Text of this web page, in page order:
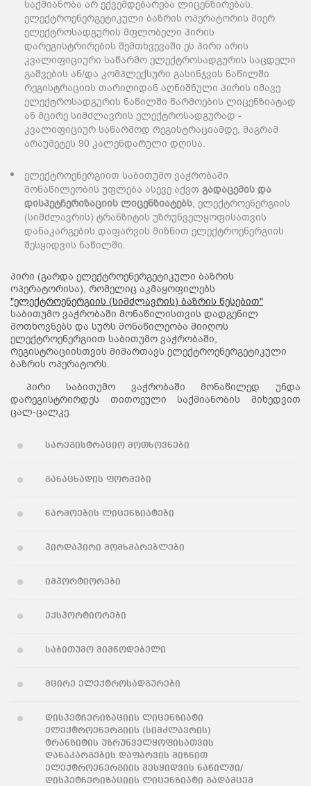
საქმიანობა არ ექვემდებარება ლიცენზირებას.
ელექტროენერგეტიკული ბაზრის ოპერატორის მიერ
ელექტროსადგურის მფლობელი პირის
დარეგისტრირების შემთხვევაში ეს პირი არის
კვალიფიციური საწარმო ელექტროსადგურის საცდელი
გაშვების ან/და კომპლექსური გასინჯვის ნაწილში
რეგისტრაციის თარიღიდან აღნიშნული პირის იმავე
ელექტროსადგურის ნაწილში წარმოების ლიცენზიატად
ან მცირე სიმძლავრის ელექტროსადგურად -
კვალიფიციურ საწარმოდ რეგისტრაციამდე, მაგრამ
არაუმეტეს 90 კალენდარული დღისა.
ელექტროენერგიით საბითუმო ვაჭრობაში
მონაწილეობის უფლება ასევე აქვთ გადაცემის და
დისპეტჩერიზაციის ლიცენზიატებს, ელექტროენერგიის
(სიმძლავრის) ტრანზიტის უზრუნველყოფისათვის
დანაკარგების დაფარვის მიზნით ელექტროენერგიის
შესყიდვის ნაწილში.
პირი (გარდა ელექტროენერგეტიკული ბაზრის
ოპერატორისა), რომელიც აკმაყოფილებს
"ელექტროენერგიის (სიმძლავრის) ბაზრის წესებით"
საბითუმო ვაჭრობაში მონაწილისთვის დადგენილ
მოთხოვნებს და სურს მონაწილეობა მიიღოს
ელექტროენერგიით საბითუმო ვაჭრობაში,
რეგისტრაციისთვის მიმართავს ელექტროენერგეტიკული
ბაზრის ოპერატორს.
პირი საბითუმო ვაჭრობაში მონაწილედ უნდა
დარეგისტრირდეს თითოეული საქმიანობის მიხედვით
ცალ-ცალკე.
სარეგისტრაციო მოთხოვნები
განაცხადის ფორმები
წარმოების ლიცენზიატები
პირდაპირი მომხმარებლები
იმპორტიორები
ექსპორტიორები
საბითუმო მიმწოდებელი
მცირე ელექტროსადგურები
დისპეტჩერიზაციის ლიცენზიატი
ელექტროენერგიის (სიმძლავრის)
ტრანზიტის უზრუნველყოფისათვის
დანაკარგების დაფარვის მიზნით
ელექტროენერგიის შესყიდვის ნაწილში/
დისპეტჩერიზაციის ლიცენზიატი გადამცემ